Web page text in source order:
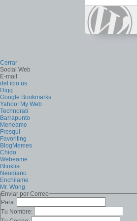
Cerrar
Social Web
E-mail
del.icio.us
Digg
Google Bookmarks
Yahoo! My Web
Technorati
Barrapunto
Meneame
Fresqui
Favoriting
BlogMemes
Chido
Webeame
Blinklist
Neodiario
Enchilame
Mr. Wong
Enviar por Correo
Para:
Tu Nombre: